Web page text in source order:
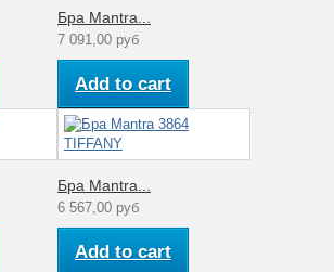
Бра Mantra...
7 091,00 руб
Add to cart
Бра Mantra...
6 567,00 руб
Add to cart